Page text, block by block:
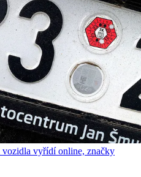
vozidla vyřídí online, značky